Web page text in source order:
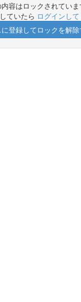
容はロックされていま
ていたら ログインし
に登録してロックを解除